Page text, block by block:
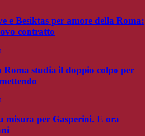
e Besiktas per amore della Roma:
contratto
studia il doppio colpo per
misura per Gasperini. E ora